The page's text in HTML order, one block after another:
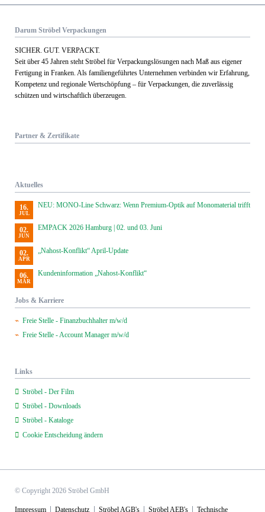
Darum Ströbel Verpackungen
SICHER. GUT. VERPACKT.
Seit über 45 Jahren steht Ströbel für Verpack­ungs­lösungen nach Maß aus eigener
Fertigung in Franken. Als familien­geführtes Unternehmen verbinden wir Erfahrung,
Kom­petenz und regionale Wert­schöpfung – für Verpackungen, die zuverlässig
schützen und wirtschaftlich überzeugen.
Partner & Zertifikate
Aktuelles
16.
JUL
NEU: MONO-Line Schwarz: Wenn Premium-Optik auf Monomaterial trifft
02.
JUN
EMPACK 2026 Hamburg | 02. und 03. Juni
02.
APR
„Nahost-Konflikt“ April-Update
06.
MÄR
Kundeninformation „Nahost-Konflikt“
Jobs & Karriere
Freie Stelle - Finanzbuchhalter m/w/d
Freie Stelle - Account Manager m/w/d
Links
Ströbel - Der Film
Ströbel - Downloads
Ströbel - Kataloge
Cookie Entscheidung ändern
© Copyright 2026 Ströbel GmbH
Navigation
Impressum Datenschutz Ströbel AGB's Ströbel AEB's Technische